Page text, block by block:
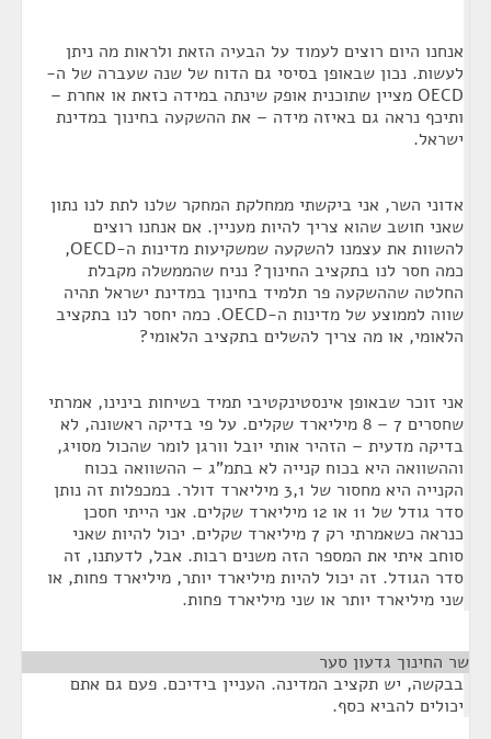
אנחנו היום רוצים לעמוד על הבעיה הזאת ולראות מה ניתן
לעשות. נכון שבאופן בסיסי גם הדוח של שנה שעברה של ה-
OECD מציין שתוכנית אופק שינתה במידה כזאת או אחרת –
ותיכף נראה גם באיזה מידה – את ההשקעה בחינוך במדינת
ישראל.
אדוני השר, אני ביקשתי ממחלקת המחקר שלנו לתת לנו נתון
שאני חושב שהוא צריך להיות מעניין. אם אנחנו רוצים
להשוות את עצמנו להשקעה שמשקיעות מדינות ה-OECD,
כמה חסר לנו בתקציב החינוך? נניח שהממשלה מקבלת
החלטה שההשקעה פר תלמיד בחינוך במדינת ישראל תהיה
שווה לממוצע של מדינות ה-OECD. כמה יחסר לנו בתקציב
הלאומי, או מה צריך להשלים בתקציב הלאומי?
אני זוכר שבאופן אינסטינקטיבי תמיד בשיחות בינינו, אמרתי
שחסרים 7 – 8 מיליארד שקלים. על פי בדיקה ראשונה, לא
בדיקה מדעית – הזהיר אותי יובל וורגן לומר שהכול מסויג,
וההשוואה היא בכוח קנייה לא בתמ"ג – ההשוואה בכוח
הקנייה היא מחסור של 3,1 מיליארד דולר. במכפלות זה נותן
סדר גודל של 11 או 12 מיליארד שקלים. אני הייתי חסכן
כנראה כשאמרתי רק 7 מיליארד שקלים. יכול להיות שאני
סוחב איתי את המספר הזה משנים רבות. אבל, לדעתנו, זה
סדר הגודל. זה יכול להיות מיליארד יותר, מיליארד פחות, או
שני מיליארד יותר או שני מיליארד פחות.
שר החינוך גדעון סער
בבקשה, יש תקציב המדינה. העניין בידיכם. פעם גם אתם
יכולים להביא כסף.